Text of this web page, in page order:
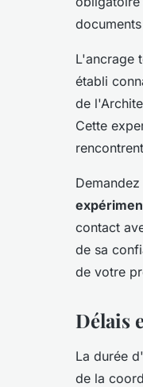
L'ancrage
établi
de
Cette
contact
de sa
de votre
Délais
La durée
de la